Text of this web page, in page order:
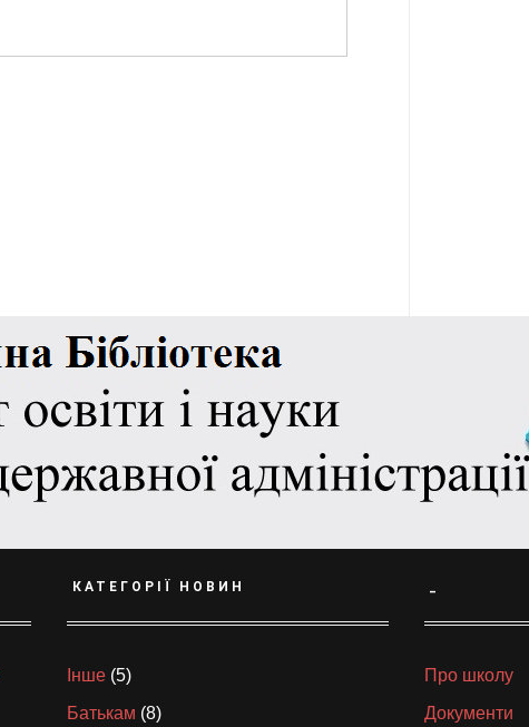
КАТЕГОРІЇ НОВИН
Інше(5)
Батькам (8)
_
Про школу
Документи